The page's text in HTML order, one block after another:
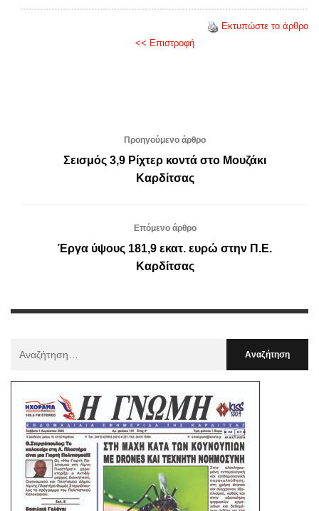
Εκτυπώστε το άρθρο
<< Επιστροφή
Προηγούμενο άρθρο
Σεισμός 3,9 Ρίχτερ κοντά στο Μουζάκι
Καρδίτσας
Επόμενο άρθρο
Έργα ύψους 181,9 εκατ. ευρώ στην Π.Ε.
Καρδίτσας
: